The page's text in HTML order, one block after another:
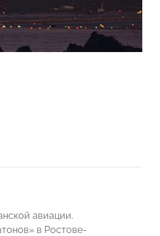
авиации.
в Ростове-